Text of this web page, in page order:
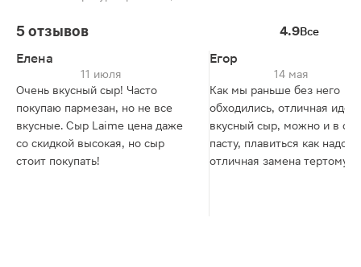
5 отзывов 4.9Все
Елена
11 июля
Очень вкусный сыр! Часто
покупаю пармезан, но не все
вкусные. Сыр Laime цена даже
со скидкой высокая, но сыр
стоит покупать!
Егор
14 мая
Как мы раньше без него
обходились, отличная идея,
вкусный сыр, можно и в
пасту, плавиться как надо,
отличная замена тертому